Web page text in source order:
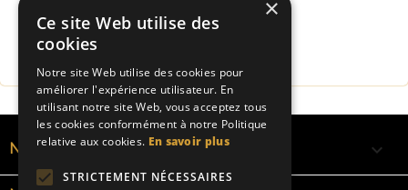
Fabrication Française
NOS RUBANS 
×
Ce site Web utilise des
cookies
Notre site Web utilise des cookies pour
améliorer l'expérience utilisateur. En
utilisant notre site Web, vous acceptez tous
les cookies conformément à notre Politique
relative aux cookies. En savoir plus
STRICTEMENT NÉCESSAIRES